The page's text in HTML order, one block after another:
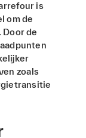
is
om de
de
zoals